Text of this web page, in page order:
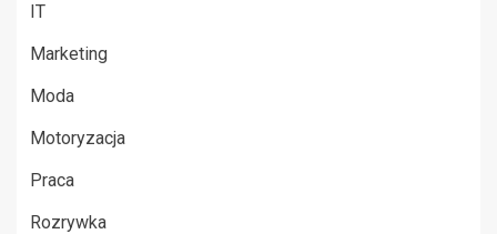
IT
Marketing
Moda
Motoryzacja
Praca
Rozrywka